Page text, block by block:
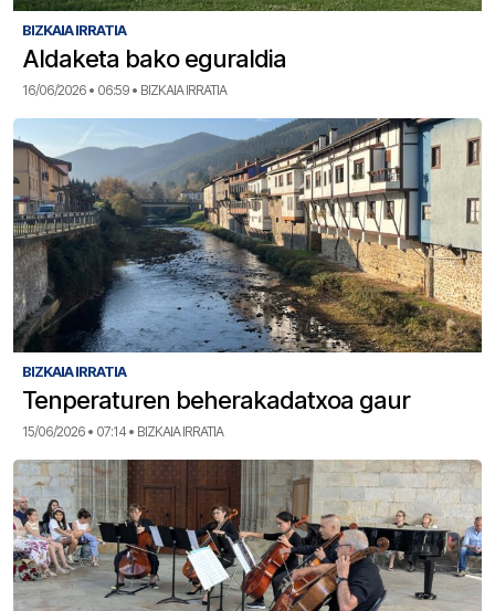
BIZKAIA IRRATIA
Aldaketa bako eguraldia
16/06/2026 • 06:59 • BIZKAIA IRRATIA
BIZKAIA IRRATIA
Tenperaturen beherakadatxoa gaur
15/06/2026 • 07:14 • BIZKAIA IRRATIA